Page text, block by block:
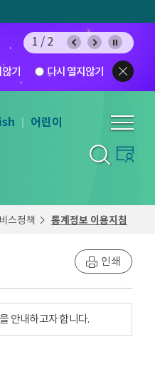
1/2
기 다시 열지않기
어린이
스정책 통계정보 이용지침
인쇄
안내하고자 합니다.